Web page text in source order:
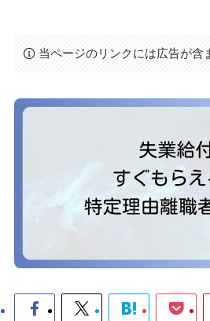
当ページのリンクには広告が含